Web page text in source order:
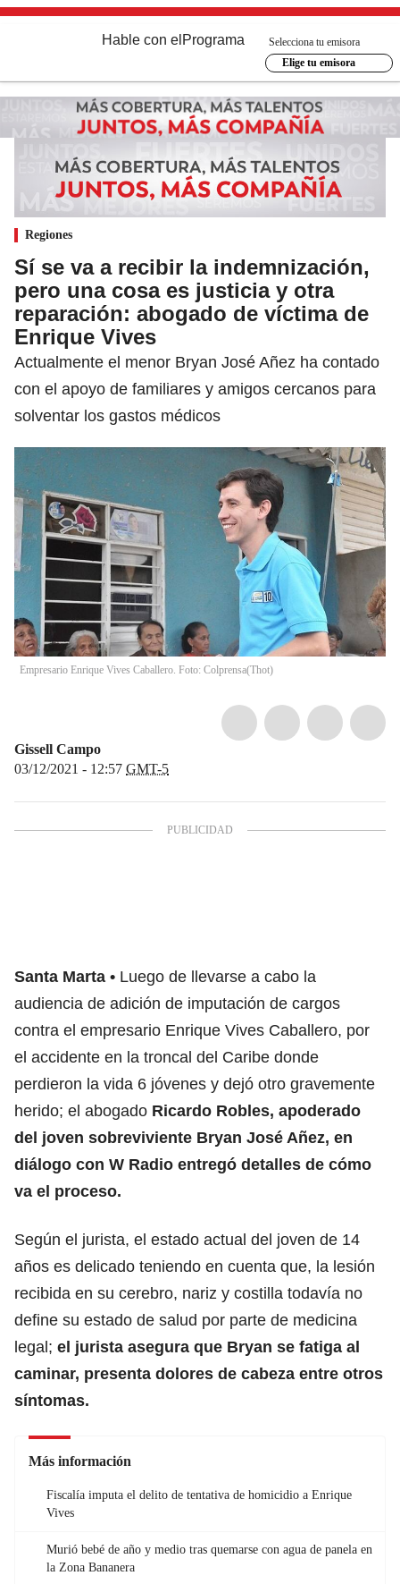
Hable con el Programa
Selecciona tu emisora
Elige tu emisora
Regiones
Sí se va a recibir la indemnización,
pero una cosa es justicia y otra
reparación: abogado de víctima de
Enrique Vives
Actualmente el menor Bryan José Añez ha contado
con el apoyo de familiares y amigos cercanos para
solventar los gastos médicos
Empresario Enrique Vives Caballero. Foto: Colprensa(Thot)
Gissell Campo
03/12/2021 - 12:57 GMT-5
Santa Marta
Luego de llevarse a cabo la
audiencia de adición de imputación de cargos
contra el empresario Enrique Vives Caballero, por
el accidente en la troncal del Caribe donde
perdieron la vida 6 jóvenes y dejó otro gravemente
herido; el abogado Ricardo Robles, apoderado
del joven sobreviviente Bryan José Añez, en
diálogo con W Radio entregó detalles de cómo
va el proceso.
Según el jurista, el estado actual del joven de 14
años es delicado teniendo en cuenta que, la lesión
recibida en su cerebro, nariz y costilla todavía no
define su estado de salud por parte de medicina
legal; el jurista asegura que Bryan se fatiga al
caminar, presenta dolores de cabeza entre otros
síntomas.
Más información
Fiscalía imputa el delito de tentativa de homicidio a Enrique
Vives
Murió bebé de año y medio tras quemarse con agua de panela en
la Zona Bananera